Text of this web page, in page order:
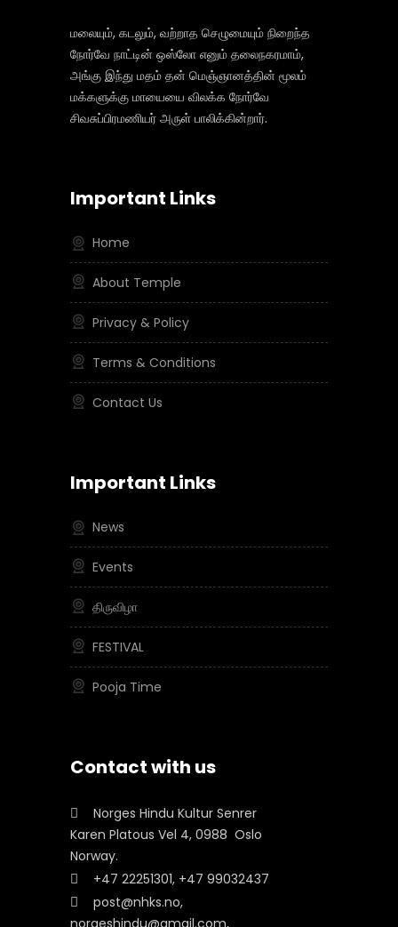
மலையும், கடலும், வற்றாத செழுமையும் நிறைந்த
நோர்வே நாட்டின் ஒஸ்லோ எனும் தலைநகரமாம்,
அங்கு இந்து மதம் தன் மெஞ்ஞானத்தின் மூலம்
மக்களுக்கு மாயையை விலக்க நோர்வே
சிவசுப்பிரமணியர் அருள் பாலிக்கின்றார்.
Important Links
Home
About Temple
Privacy & Policy
Terms & Conditions
Contact Us
Important Links
News
Events
திருவிழா
FESTIVAL
Pooja Time
Contact with us
Norges Hindu Kultur Senrer
Karen Platous Vel 4, 0988 Oslo
Norway.
+47 22251301, +47 99032437
post@nhks.no,
norgeshindu@gmail.com,